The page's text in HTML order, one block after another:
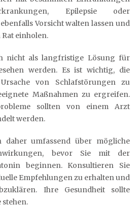
Epilepsie oder
Vorsicht walten lassen und
einholen.
nicht als langfristige Lösung für
werden. Es ist wichtig, die
von Schlafstörungen zu
Maßnahmen zu ergreifen.
sollten von einem Arzt
werden.
daher umfassend über mögliche
bevor Sie mit der
beginnen. Konsultieren Sie
Empfehlungen zu erhalten und
Ihre Gesundheit sollte
stehen.